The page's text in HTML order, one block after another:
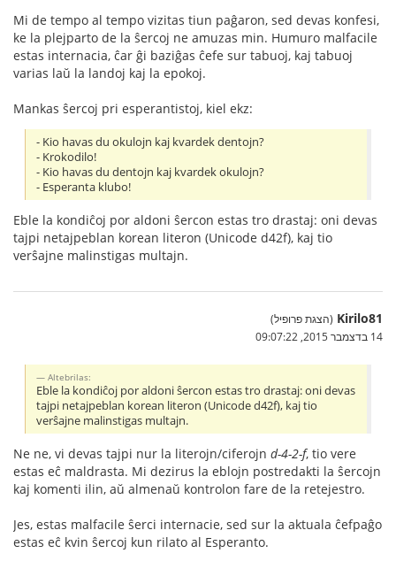
Mi de tempo al tempo vizitas tiun paĝaron, sed devas konfesi,
ke la plejparto de la ŝercoj ne amuzas min. Humuro malfacile
estas internacia, ĉar ĝi baziĝas ĉefe sur tabuoj, kaj tabuoj
varias laŭ la landoj kaj la epokoj.
Mankas ŝercoj pri esperantistoj, kiel ekz:
- Kio havas du okulojn kaj kvardek dentojn?
- Krokodilo!
- Kio havas du dentojn kaj kvardek okulojn?
- Esperanta klubo!
Eble la kondiĉoj por aldoni ŝercon estas tro drastaj: oni devas
tajpi netajpeblan korean literon (Unicode d42f), kaj tio
verŝajne malinstigas multajn.
Kirilo81 (הצגת פרופיל)
14 בדצמבר 2015, 09:07:22
Altebrilas:
Eble la kondiĉoj por aldoni ŝercon estas tro drastaj: oni devas
tajpi netajpeblan korean literon (Unicode d42f), kaj tio
verŝajne malinstigas multajn.
Ne ne, vi devas tajpi nur la literojn/ciferojn d-4-2-f, tio vere
estas eĉ maldrasta. Mi dezirus la eblojn postredakti la ŝercojn
kaj komenti ilin, aŭ almenaŭ kontrolon fare de la retejestro.
Jes, estas malfacile ŝerci internacie, sed sur la aktuala ĉefpaĝo
estas eĉ kvin ŝercoj kun rilato al Esperanto.